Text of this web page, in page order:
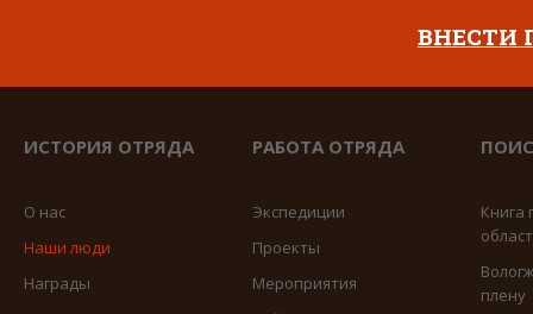
ВНЕСТИ
ИСТОРИЯ ОТРЯДА
О нас
Наши люди
Награды
РАБОТА ОТРЯДА
Экспедиции
Проекты
Мероприятия
Книга
плену